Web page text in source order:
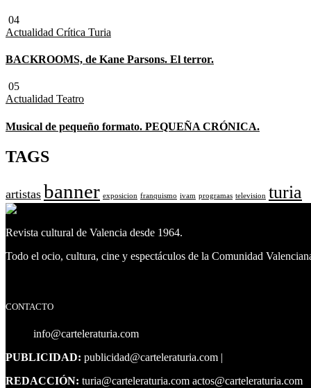
04
Actualidad Crítica Turia
BACKROOMS, de Kane Parsons. El terror.
05
Actualidad Teatro
Musical de pequeño formato. PEQUEÑA CRÓNICA.
TAGS
artistas banner exposicion franquismo ivam programas television turia
Revista cultural de Valencia desde 1964.
Todo el ocio, cultura, cine y espectáculos de la Comunidad
CONTACTO
info@carteleraturia.com
PUBLICIDAD: publicidad@carteleraturia.com |
REDACCIÓN: turia@carteleraturia.com actos@carteleraturia.com